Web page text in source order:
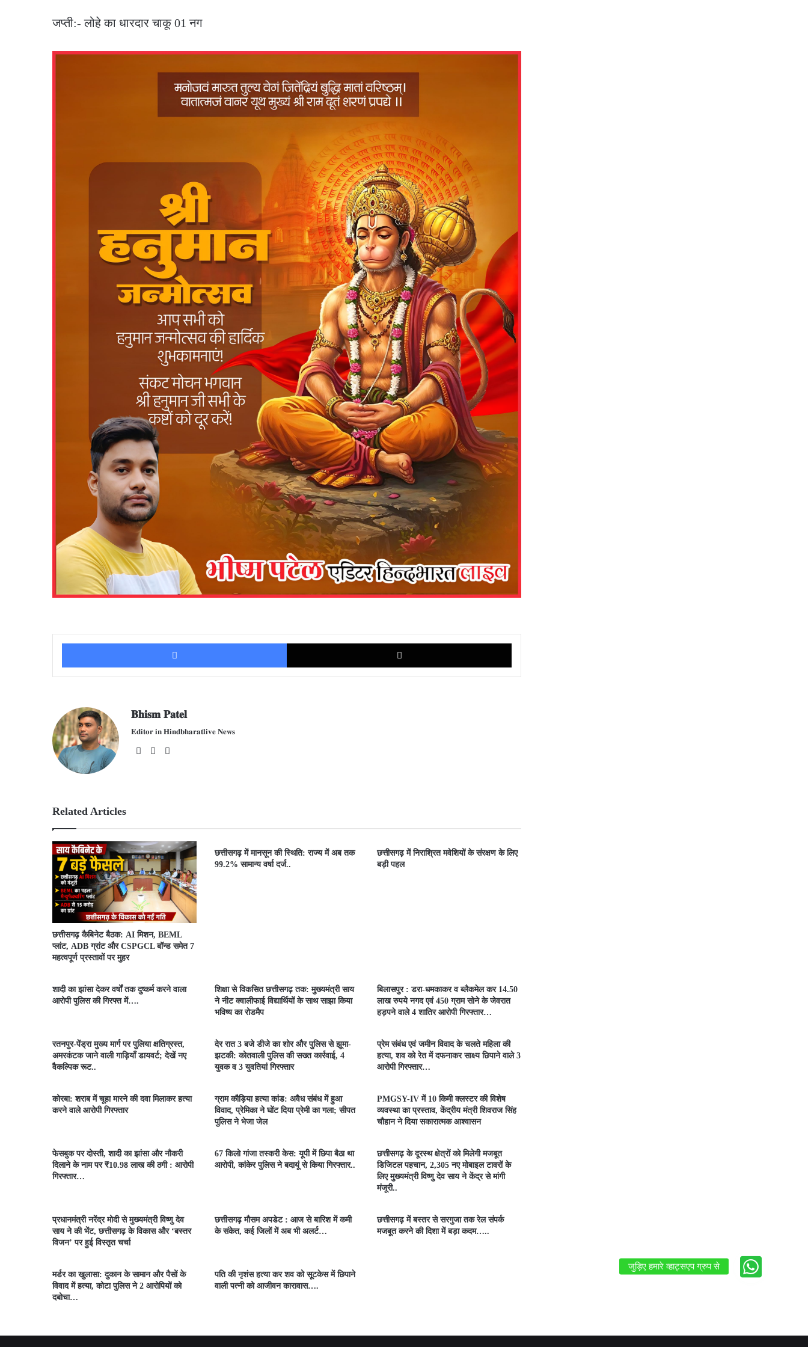
जप्ती:- लोहे का धारदार चाकू 01 नग
Facebook
𝐁𝐡𝐢𝐬𝐦 𝐏𝐚𝐭𝐞𝐥
𝐄𝐝𝐢𝐭𝐨𝐫 𝐢𝐧 𝐇𝐢𝐧𝐝𝐛𝐡𝐚𝐫𝐚𝐭𝐥𝐢𝐯𝐞 𝐍𝐞𝐰𝐬
We
Fac
Related Articles
छत्तीसगढ़ कैबिनेट बैठक: AI मिशन, BEML
प्लांट, ADB ग्रांट और CSPGCL बॉन्ड समेत 7
महत्वपूर्ण प्रस्तावों पर मुहर
छत्तीसगढ़ में मानसून की स्थिति: राज्य में अब तक
99.2% सामान्य वर्षा दर्ज..
छत्तीसगढ़ में निराश्रित मवेशियों के संरक्षण के लिए
बड़ी पहल
शादी का झांसा देकर वर्षों तक दुष्कर्म करने वाला
आरोपी पुलिस की गिरफ्त में….
शिक्षा से विकसित छत्तीसगढ़ तक: मुख्यमंत्री साय
ने नीट क्वालीफाई विद्यार्थियों के साथ साझा किया
भविष्य का रोडमैप
बिलासपुर : डरा-धमकाकर व ब्लैकमेल कर 14.50
लाख रुपये नगद एवं 450 ग्राम सोने के जेवरात
हड़पने वाले 4 शातिर आरोपी गिरफ्तार…
रतनपुर-पेंड्रा मुख्य मार्ग पर पुलिया क्षतिग्रस्त,
अमरकंटक जाने वाली गाड़ियाँ डायवर्ट; देखें नए
वैकल्पिक रूट..
देर रात 3 बजे डीजे का शोर और पुलिस से झूमा-
झटकी: कोतवाली पुलिस की सख्त कार्रवाई, 4
युवक व 3 युवतियां गिरफ्तार
प्रेम संबंध एवं जमीन विवाद के चलते महिला की
हत्या, शव को रेत में दफनाकर साक्ष्य छिपाने वाले 3
आरोपी गिरफ्तार…
कोरबा: शराब में चूहा मारने की दवा मिलाकर हत्या
करने वाले आरोपी गिरफ्तार
ग्राम कौड़िया हत्या कांड: अवैध संबंध में हुआ
विवाद, प्रेमिका ने घोंट दिया प्रेमी का गला; सीपत
पुलिस ने भेजा जेल
PMGSY-IV में 10 किमी क्लस्टर की विशेष
व्यवस्था का प्रस्ताव, केंद्रीय मंत्री शिवराज सिंह
चौहान ने दिया सकारात्मक आश्वासन
फेसबुक पर दोस्ती, शादी का झांसा और नौकरी
दिलाने के नाम पर ₹10.98 लाख की ठगी : आरोपी
गिरफ्तार…
67 किलो गांजा तस्करी केस: यूपी में छिपा बैठा था
आरोपी, कांकेर पुलिस ने बदायूं से किया गिरफ्तार..
छत्तीसगढ़ के दूरस्थ क्षेत्रों को मिलेगी मजबूत
डिजिटल पहचान, 2,305 नए मोबाइल टावरों के
लिए मुख्यमंत्री विष्णु देव साय ने केंद्र से मांगी
मंजूरी..
प्रधानमंत्री नरेंद्र मोदी से मुख्यमंत्री विष्णु देव
साय ने की भेंट, छत्तीसगढ़ के विकास और ‘बस्तर
विजन’ पर हुई विस्तृत चर्चा
छत्तीसगढ़ मौसम अपडेट : आज से बारिश में कमी
के संकेत, कई जिलों में अब भी अलर्ट…
छत्तीसगढ़ में बस्तर से सरगुजा तक रेल संपर्क
मजबूत करने की दिशा में बड़ा कदम…..
मर्डर का खुलासा: दुकान के सामान और पैसों के
विवाद में हत्या, कोटा पुलिस ने 2 आरोपियों को
दबोचा…
पति की नृशंस हत्या कर शव को सूटकेस में छिपाने
वाली पत्नी को आजीवन कारावास….